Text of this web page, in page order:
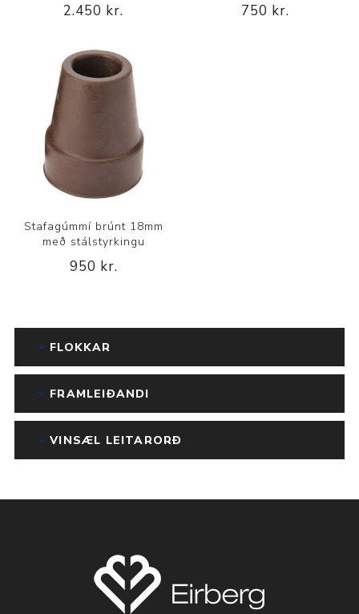
2.450 kr. 750 kr.
Stafagúmmí brúnt 18mm
með stálstyrkingu
950 kr.
FLOKKAR
FRAMLEIÐANDI
VINSÆL LEITARORÐ